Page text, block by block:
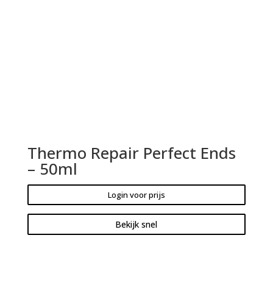
Thermo Repair Perfect Ends
– 50ml
Login voor prijs
Bekijk snel